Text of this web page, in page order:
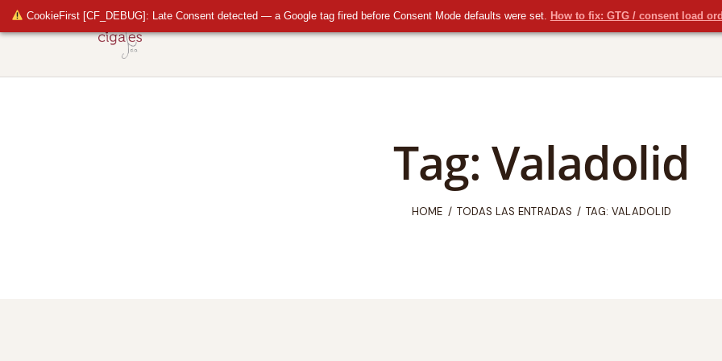
CookieFirst [CF_DEBUG]: Late Consent detected — a Google tag fired before Consent Mode defaults were set. How to fix: GTG / consent load
Tag: Valadolid
HOME TODAS LAS ENTRADAS TAG: VALADOLID